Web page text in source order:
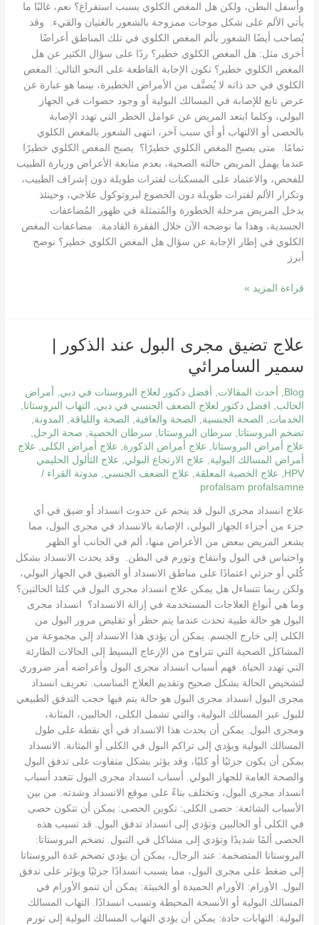
وأسفل البطن، ولكن هل المغص الكلوي يسبب استفراغ؟ نعم، غالبًا ما
يأتي الألم على شكل موجات ممزوجة بالشعور بالغثيان والقيء. وقد
يُصاحب أيضًا الشعور بألم المغص الكلوي في تلك المناطق أعراضًا
أخرى مثل: هل المغص الكلوي خطير؟ ردًا على سؤال الكثير عن هل
المغص الكلوي خطير؟ تكون الإجابة القاطعة على النحو التالي: المغص
الكلوي في حد ذاته لا يُصنَّف من الأمراض الخطيرة، بينما هو عبارة عن
عرض تابع للإصابة في المسالك البولية أو وجود حصوات في الجهاز
البولي، وكلما ابتعد المريض عن عوامل الخطر التي تهدد الإصابة
بالحصى أو الالتهاب أو أي سبب آخر، انتهى الشعور بالمغص الكلوي
تمامًا. متى يصبح المغص الكلوي خطيرًا؟ يصبح المغص الكلوي خطيرًا
عندما يهمل المريض حالته الصحية، بعدم متابعة الأعراض وزيارة الطبيب
للفحص، والاعتماد على المسكنات لفترات طويلة دون إشراف الطبيب،
وتكرار الألم لفترات طويلة دون الخضوع لبروتوكول علاجي، وحينئذ
يدخل المريض مرحلة الخطورة والمُتمثلة في ظهور المُضاعفات
الجسدية، وهذا ما نوضحه الآن خلال الفقرة القادمة. مضاعفات المغص
الكلوي في إطار الإجابة عن سؤال هل المغص الكلوي خطير؟ نوضح
أبرز
قراءة المزيد »
علاج تضيق مجرى البول عند الذكور |
سمير السامرائي
Blog أحدث المقالات أفضل دكتور لعلاج البروستات في دبي
أمراض
الحالب
افضل دكتور لعلاج الضعف الجنسي في دبي التهاب البروستاتا
الخدمات
الصحة الجنسية الصحة والعافية الصحة واللياقة المدونة
تضخم البروستاتا
سرطان البروستاتا سرطان الخصية صحة الرجل
علاج أمراض البروستاتا
علاج أمراض الذكورة علاج أمراض الكلى
علاج
أمراض المسالك البولية
علاج الارتجاع البولي
علاج الثألول الحليمي
HPV
علاج الخصية المعلقة علاج الضعف الجنسي مدونة القراء /
profalsam profalsamne
علاج انسداد مجرى البول قد ينجم عن حدوث انسداد أو ضيق في أي
جزء من أجزاء الجهاز البولي، الإصابة بالانسداد في مجرى البول، مما
يشعر المريض ببعض من الأعراض منها، ألم في الجانب أو الظهر
واحتباس في البول وانتفاخ وتورم في البطن. وقد يحدث الانسداد بشكل
كُلي أو جزئي اعتمادًا على مناطق الانسداد أو الضيق في الجهاز البولي،
ولكن ربما تتساءل هل يمكن علاج انسداد مجرى البول في كلتا الحالتين؟
وما هي أنواع العلاجات المستخدمة في إزالة الانسداد؟ انسداد مجرى
البول هو حالة طبية تحدث عندما يتم حظر أو تقليص مرور البول من
الكلى إلى خارج الجسم. يمكن أن يؤدي هذا الانسداد إلى مجموعة من
المشاكل الصحية التي تتراوح من الإزعاج البسيط إلى الحالات الطارئة
التي تهدد الحياة. فهم أسباب انسداد مجرى البول وأعراضه أمر ضروري
لتشخيص الحالة بشكل صحيح وتقديم العلاج المناسب. تعريف انسداد
مجرى البول انسداد مجرى البول هو حالة يتم فيها حجب التدفق الطبيعي
للبول عبر المسالك البولية، والتي تشمل الكلى، الحالبين، المثانة،
ومجرى البول. يمكن أن يحدث هذا الانسداد في أي نقطة على طول
المسالك البولية ويؤدي إلى تراكم البول في الكلى أو المثانة. الانسداد
يمكن أن يكون جزئيًا أو كليًا، وقد يؤثر بشكل متفاوت على تدفق البول
والصحة العامة للجهاز البولي. أسباب انسداد مجرى البول تتعدد أسباب
انسداد مجرى البول، وتختلف بناءً على موقع الانسداد وشدته. من بين
الأسباب الشائعة: حصى الكلى: تكوين الحصى: يمكن أن تتكون حصى
في الكلى أو الحالبين وتؤدي إلى انسداد تدفق البول. قد تسبب هذه
الحصى ألمًا شديدًا وتؤدي إلى مشاكل في التبول. تضخم البروستاتا:
البروستاتا المتضخمة: عند الرجال، يمكن أن يؤدي تضخم غدة البروستاتا
إلى ضغط على مجرى البول، مما يسبب انسدادًا جزئيًا ويؤثر على تدفق
البول. الأورام: الأورام الحميدة أو الخبيثة: يمكن أن تنمو الأورام في
المسالك البولية أو الأنسجة المحيطة وتسبب انسدادًا. التهاب المسالك
البولية: التهابات حادة: يمكن أن يؤدي التهاب المسالك البولية إلى تورم
علاج
تضيق
مجرى
البول
عند
الذكور
|
سمير
السامرائي